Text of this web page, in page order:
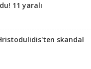
11 yaralı
skandal